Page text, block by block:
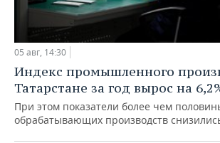
05 авг, 14:30
Индекс промышленного
Татарстане за год вырос на
При этом показатели более чем
обрабатывающих производств